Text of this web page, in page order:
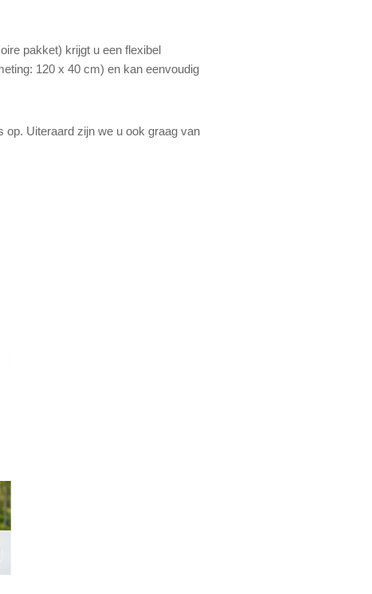
pakket) krijgt u een flexibel
120 x 40 cm) en kan eenvoudig
Uiteraard zijn we u ook graag van